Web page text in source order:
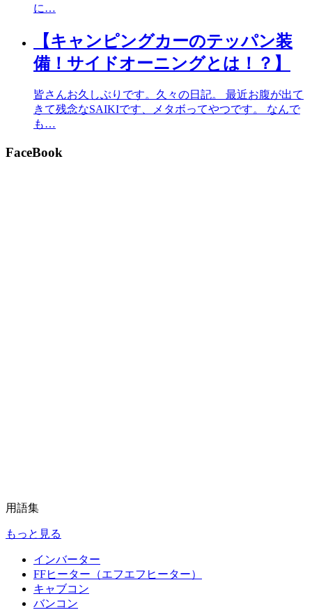
に…
【キャンピングカーのテッパン装
備！サイドオーニングとは！？】
皆さんお久しぶりです。久々の日記。 最近お腹が出て
きて残念なSAIKIです、メタボってやつです。 なんで
も…
FaceBook
用語集
もっと見る
インバーター
FFヒーター（エフエフヒーター）
キャブコン
バンコン